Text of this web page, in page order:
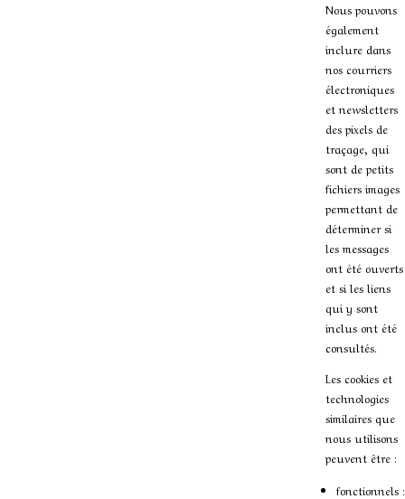
Nous pouvons
également
inclure dans
nos courriers
électroniques
et newsletters
des pixels de
traçage, qui
sont de petits
fichiers images
permettant de
déterminer si
les messages
ont été ouverts
et si les liens
qui y sont
inclus ont été
consultés.
Les cookies et
technologies
similaires que
nous utilisons
peuvent être :
fonctionnels :